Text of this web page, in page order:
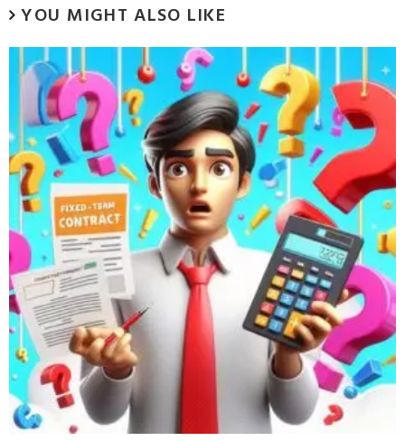
YOU MIGHT ALSO LIKE